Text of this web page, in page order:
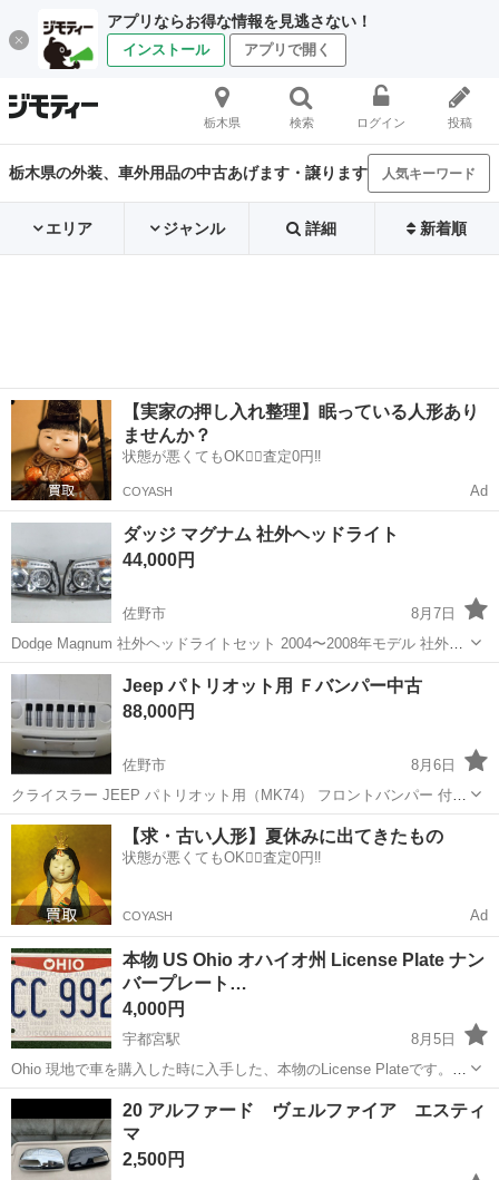
アプリならお得な情報を見逃さない！
インストール アプリで開く
栃木県 検索 ログイン 投稿
栃木県の外装、車外用品の中古あげます・譲ります 人気キーワード
エリア ジャンル 詳細 新着順
【実家の押し入れ整理】眠っている人形あり
ませんか？
状態が悪くてもOK🙆‍♀️査定0円‼️
COYASH Ad
ダッジ マグナム 社外ヘッドライト
44,000円
佐野市
8月7日
Dodge Magnum 社外ヘッドライトセット 2004〜2008年モデル 社外
（SONAR製） ヘッドライトASM イカリング付き 左右セット（中古）
栃木 佐野市 外装、車外用品 ヘッドライト
Jeep パトリオット用 Ｆバンパー中古
88,000円
佐野市
8月6日
クライスラー JEEP パトリオット用（MK74） フロントバンパー 付属
品：無し
栃木 佐野市 外装、車外用品 バンパー
【求・古い人形】夏休みに出てきたもの
状態が悪くてもOK🙆‍♀️査定0円‼️
COYASH Ad
本物 US Ohio オハイオ州 License Plate ナン
バープレート…
4,000円
宇都宮駅
8月5日
Ohio 現地で車を購入した時に入手した、本物のLicense Plateです。
EPG1594は、すぐに、カスタムナンバーに変更したので、このプレー
トは、ほぼ未使用です。 HCC 9926は、ネジ穴部周辺などに若干の
使...
栃木 宇都宮市 外装、車外用品
ナンバープレート
20 アルファード ヴェルファイア エスティ
マ
2,500円